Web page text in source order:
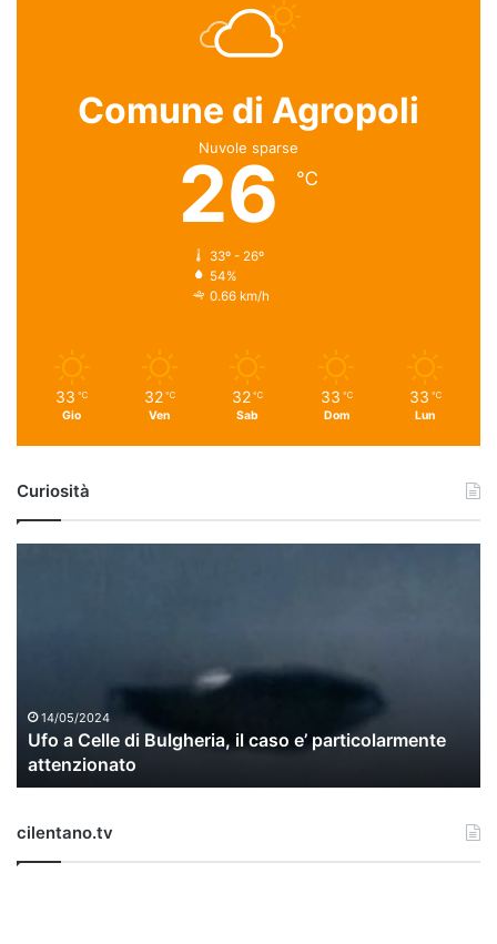
Comune di Agropoli
Nuvole sparse
26 ℃
33º - 26º
54%
0.66 km/h
33 ℃
Gio
32 ℃
Ven
32 ℃
Sab
33 ℃
Dom
33 ℃
Lun
Curiosità
i
u
l
14/05/2024
Ufo a Celle di Bulgheria, il caso e’ particolarmente
attenzionato
cilentano.tv